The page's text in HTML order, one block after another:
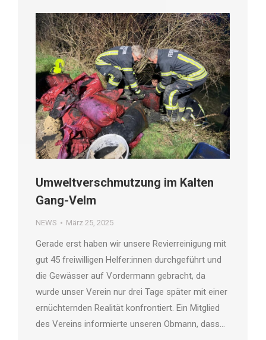
Umweltverschmutzung im Kalten
Gang-Velm
NEWS März 25, 2025
Gerade erst haben wir unsere Revierreinigung mit
gut 45 freiwilligen Helfer:innen durchgeführt und
die Gewässer auf Vordermann gebracht, da
wurde unser Verein nur drei Tage später mit einer
ernüchternden Realität konfrontiert. Ein Mitglied
des Vereins informierte unseren Obmann, dass…